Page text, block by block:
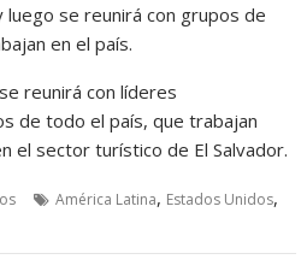
se reunirá con grupos de
en el país.
reunirá con líderes
de todo el país, que trabajan
el sector turístico de El Salvador.
América Latina, Estados Unidos,